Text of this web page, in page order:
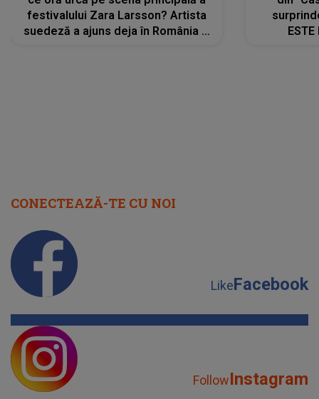
festivalului Zara Larsson? Artista
suedeză a ajuns deja în România și
CONECTEAZĂ-TE CU NOI
LikeFacebook
FollowInstagram